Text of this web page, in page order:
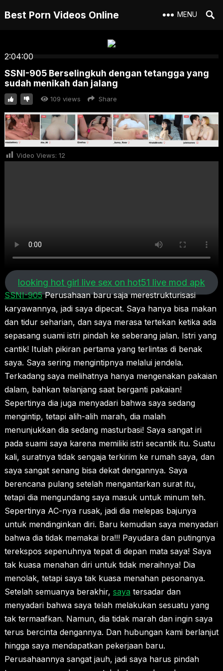
Best Porn Videos Online MENU
2:04:00
SSNI-905 Berselingkuh dengan tetangga yang
sudah menikah dan jalang
109 views Share
Video Views: 12
looking hot girl live sex on hot51 live mod apk
SSNI-905Perusahaan baru saja merestrukturisasi
karyawannya, jadi saya dipecat. Saya hanya bisa makan
dan tidur seharian, dan saya merasa tertekan ketika ada
sepasang suami istri pindah ke seberang jalan. Istri yang
cantik! Itulah pikiran pertama yang terlintas di benak
saya. Saya sering mengintipnya melalui jendela.
Terkadang saya melihatnya hanya mengenakan pakaian
dalam, bahkan telanjang saat berganti pakaian!
Sepertinya dia juga menyadari bahwa saya sedang
mengintip, tetapi alih-alih marah, dia malah
menunjukkan dia sedang masturbasi! Saya sangat iri
pada suami saya karena memiliki istri secantik itu. Suatu
kali, suratnya tidak sengaja terkirim ke rumah saya, dan
saya sangat senang bisa dekat dengannya. Saya
berencana pulang setelah mengantarkan surat itu,
tetapi dia mengundang saya masuk untuk minum teh.
Sepertinya AC-nya rusak, jadi dia melepas bajunya
untuk mendinginkan diri. Baru kemudian saya menyadari
bahwa dia tidak memakai bra!!! Payudara dan putingnya
terekspos sepenuhnya tepat di depan mata saya! Saya
tak kuasa menahan diri untuk tidak meraihnya! Dia
menolak, tetapi saya tak kuasa menahan pesonanya.
Setelah semuanya berakhir, saya tersadar dan
menyadari bahwa saya telah melakukan sesuatu yang
tak termaafkan. Namun, dia tidak marah dan ingin saya
terus bercinta dengannya. Dan hubungan kami berlanjut
hingga saya mendapatkan pekerjaan baru.
Perusahaannya sangat jauh, jadi saya harus pindah